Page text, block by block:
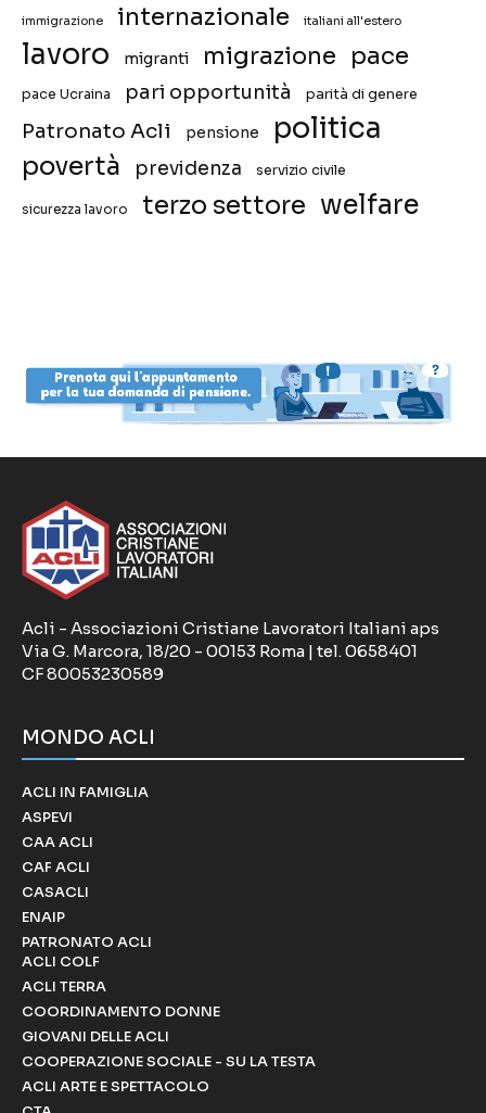
immigrazione internazionale italiani all'estero
lavoro migranti migrazione pace
pace Ucraina pari opportunità parità di genere
Patronato Acli pensione politica
povertà previdenza servizio civile
sicurezza lavoro terzo settore welfare
Acli - Associazioni Cristiane Lavoratori Italiani aps
Via G. Marcora, 18/20 - 00153 Roma | tel. 0658401
CF 80053230589
MONDO ACLI
ACLI IN FAMIGLIA
ASPEVI
CAA ACLI
CAF ACLI
CASACLI
ENAIP
PATRONATO ACLI
ACLI COLF
ACLI TERRA
COORDINAMENTO DONNE
GIOVANI DELLE ACLI
COOPERAZIONE SOCIALE - SU LA TESTA
ACLI ARTE E SPETTACOLO